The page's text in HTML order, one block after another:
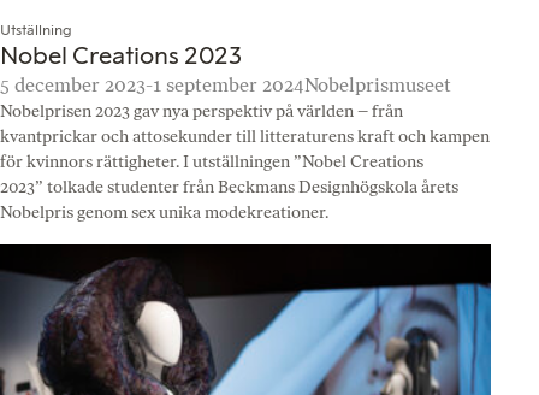
Utställning
Nobel Creations 2023
5 december 2023-1 september 2024Nobelprismuseet
Nobelprisen 2023 gav nya perspektiv på världen – från
kvantprickar och attosekunder till litteraturens kraft och kampen
för kvinnors rättigheter. I utställningen ”Nobel Creations
2023” tolkade studenter från Beckmans Designhögskola årets
Nobelpris genom sex unika modekreationer.